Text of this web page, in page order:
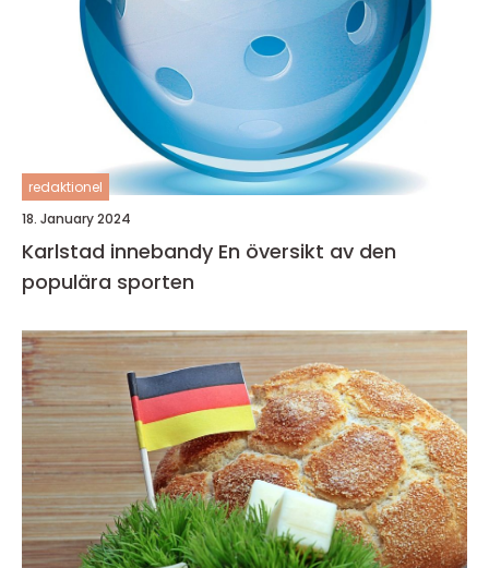
redaktionel
18. January 2024
Karlstad innebandy En översikt av den
populära sporten